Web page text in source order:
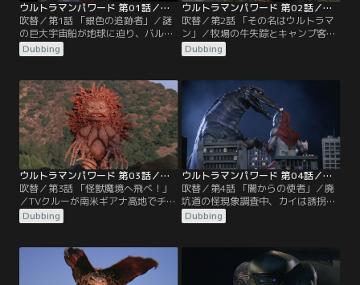
ウルトラマンパワード 第01話／吹替
吹替／第1話 「銀色の追跡者」／謎
の巨大宇宙船が地球に迫り、バルタ
ン星人による地球侵略が始まる。奇
妙な落下物や警官襲撃事件が発生
い光に破壊される。落下現場で、主
人公カイはM78星雲からの使者と一
体化し、銀色の巨人へと変身。巨大
化したバルタン星人を撃破し、カイ
は地球を守るため戦い続けることを
決意する。
Dubbing
ウルトラマンパワード 第02話／吹替
吹替／第2話 「その名はウルトラマ
ン」／牧場の牛失踪とキャンプ客行
方不明事件を追うW.I.N.R.は、囮作
戦で怪獣ケムラーの退治を試みるが
銀色の巨人に変身し、ストライクビ
ートルと連携してケムラーを撃破す
る。隊員たちに「あの巨人は何者
だ」と聞かれたカイは、「彼は究極
のヒーロー、ウルトラマン」と答え
た。
Dubbing
ウルトラマンパワード 第03話／吹替
吹替／第3話 「怪獣魔境へ飛べ！」
／TVクルーが南米ギアナ高地でチャ
ンドラーの撮影中にレッドキングと
遭遇。SOSを受けたW.I.N.R.が駆けつ
避難させるカイは、レッドキングに
襲われウルトラマンパワードに変
身。夫婦のレッドキングとの激戦を
Dubbing
ウルトラマンパワード 第04話／吹替
吹替／第4話 「闇からの使者」／廃
坑道の怪現象調査中、カイは誘拐さ
れる。それはパワードそっくりの
「エルドラの神」を崇める地底人・
い、地上を破壊しようとしていた。
カイは機転でパワードに変身し、地
底から脱出、テレスドンを撃破す
Dubbing